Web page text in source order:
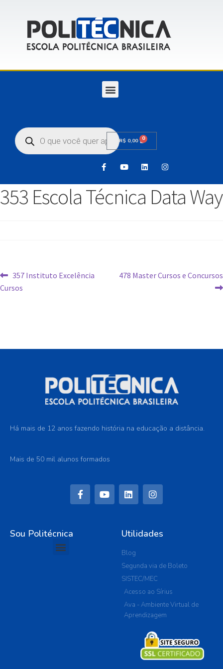
R$ 0,00 0
353 Escola Técnica Data Way
357 Instituto Excelência
Cursos
478 Master Cursos e Concursos
Há mais de 12 anos fazendo história na educação a distância.
Mais de 50 mil alunos formados
Sou Politécnica Utilidades
Blog
Segunda via de Boleto
SISTEC/MEC
Acesso ao Sírius
Ava - Ambiente Virtual de
Aprendizagem